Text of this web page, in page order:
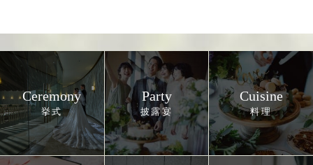
Ceremony Party Cuisine